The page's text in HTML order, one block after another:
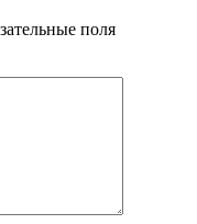
поля